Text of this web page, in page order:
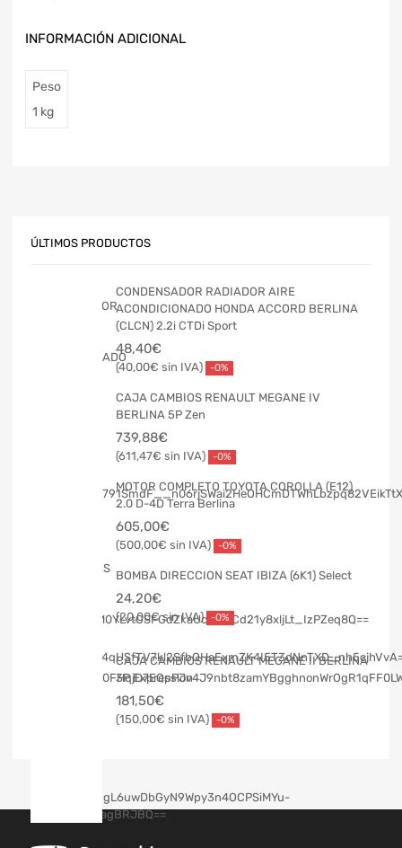
INFORMACIÓN ADICIONAL
Peso
1 kg
ÚLTIMOS PRODUCTOS
CONDENSADOR RADIADOR AIRE
ACONDICIONADO HONDA ACCORD BERLINA
(CLCN) 2.2i CTDi Sport
48,40€
40,00€ -0%
CAJA CAMBIOS RENAULT MEGANE IV
BERLINA 5P Zen
739,88€
611,47€ -0%
MOTOR COMPLETO TOYOTA COROLLA (E12)
2.0 D-4D Terra Berlina
605,00€
500,00€ -0%
BOMBA DIRECCION SEAT IBIZA (6K1) Select
24,20€
20,00€ -0%
CAJA CAMBIOS RENAULT MEGANE II BERLINA
3P Expression
181,50€
150,00€ -0%